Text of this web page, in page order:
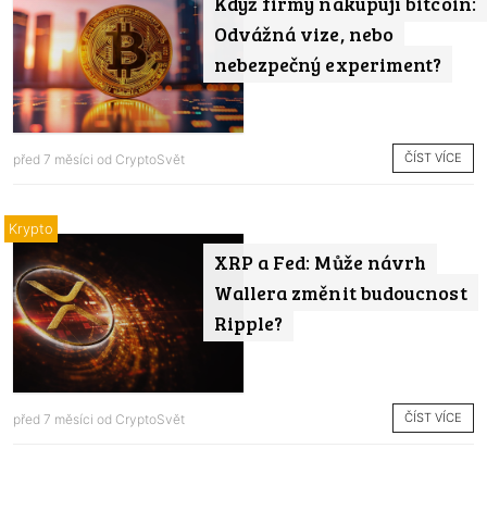
Odvážná vize, nebo
nebezpečný experiment?
před 7 měsíci od CryptoSvět ČÍST VÍCE
XRP a Fed: Může návrh
Wallera změnit budoucnost
Ripple?
Krypto
před 7 měsíci od CryptoSvět ČÍST VÍCE